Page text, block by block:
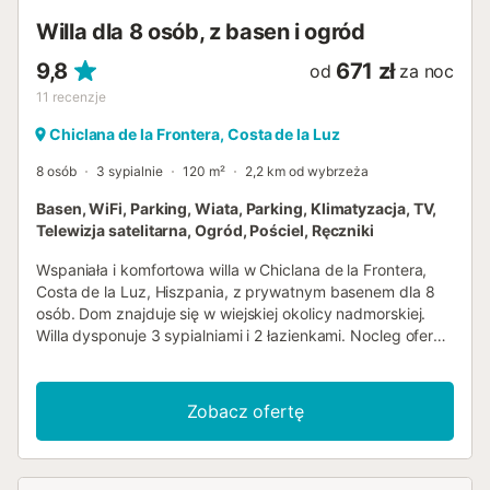
Willa dla 8 osób, z basen i ogród
9,8
11 recenzje
od 671 zł za noc
Chiclana de la Frontera, Costa de la Luz
8 osób 3 sypialnie 120 m² 2,2 km od wybrzeża
Basen, WiFi, Parking, Wiata, Parking, Klimatyzacja, TV,
Telewizja satelitarna, Ogród, Pościel, Ręczniki
Wspaniała i komfortowa willa w Chiclana de la Frontera,
Costa de la Luz, Hiszpania, z prywatnym basenem dla 8
osób. Dom znajduje się w wiejskiej okolicy nadmorskiej.
Willa dysponuje 3 sypialniami i 2 łazienkami. Nocleg oferuje
do robienia zakupów, aktywności sportowych, miejsc do
wyjścia, atrakcji turystycznych oraz kultury sprawia, że
jest to doskonała willa na spędzenie wakacji w Hiszpanii z
rodziną lub przyjaciółmi. Wnętrze willi salon/jadalnia z
Zobacz ofertę